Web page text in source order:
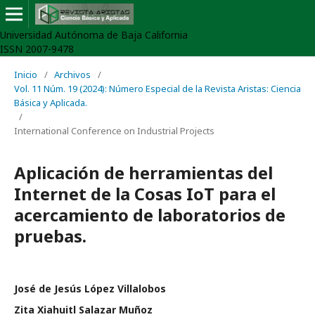
Universidad Autónoma de Baja California
ISSN 2007-9478
Inicio / Archivos
/
Vol. 11 Núm. 19 (2024): Número Especial de la Revista Aristas: Ciencia
Básica y Aplicada.
/
International Conference on Industrial Projects
Aplicación de herramientas del
Internet de la Cosas IoT para el
acercamiento de laboratorios de
pruebas.
José de Jesús López Villalobos
Zita Xiahuitl Salazar Muñoz